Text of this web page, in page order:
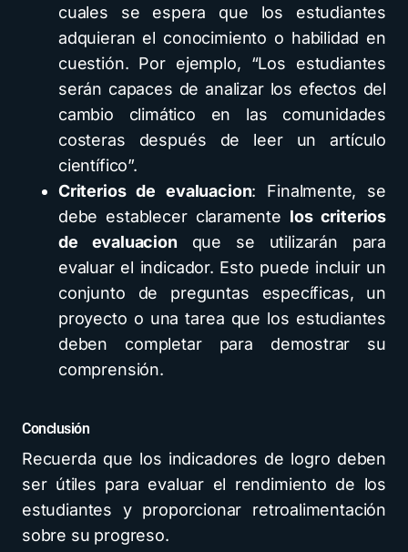
cuales se espera que los estudiantes
adquieran el conocimiento o habilidad en
cuestión. Por ejemplo, “Los estudiantes
serán capaces de analizar los efectos del
cambio climático en las comunidades
costeras después de leer un artículo
científico”.
Criterios de evaluacion: Finalmente, se
debe establecer claramente los criterios
de evaluacion que se utilizarán para
evaluar el indicador. Esto puede incluir un
conjunto de preguntas específicas, un
proyecto o una tarea que los estudiantes
deben completar para demostrar su
comprensión.
Conclusión
Recuerda que los indicadores de logro deben
ser útiles para evaluar el rendimiento de los
estudiantes y proporcionar retroalimentación
sobre su progreso.